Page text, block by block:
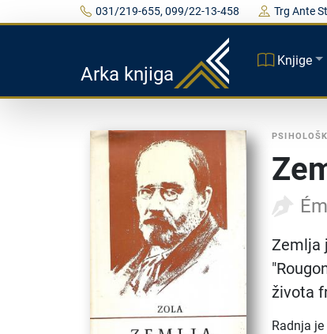
031/219-655, 099/22-13-458 Trg Ante
Arka knjiga
Knjige
Zemlja
života
Radnja